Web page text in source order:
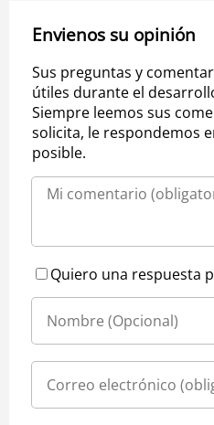
Envienos su opinión
Sus preguntas y
útiles durante el
Siempre leemos sus
solicita, le respondemos
posible.
Quiero una respuesta